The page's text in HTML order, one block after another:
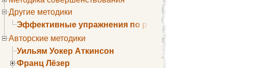
Другие методики
Эффективные упражнения по развитию памяти
Авторские методики
Уильям Уокер Аткинсон
Франц Лёзер